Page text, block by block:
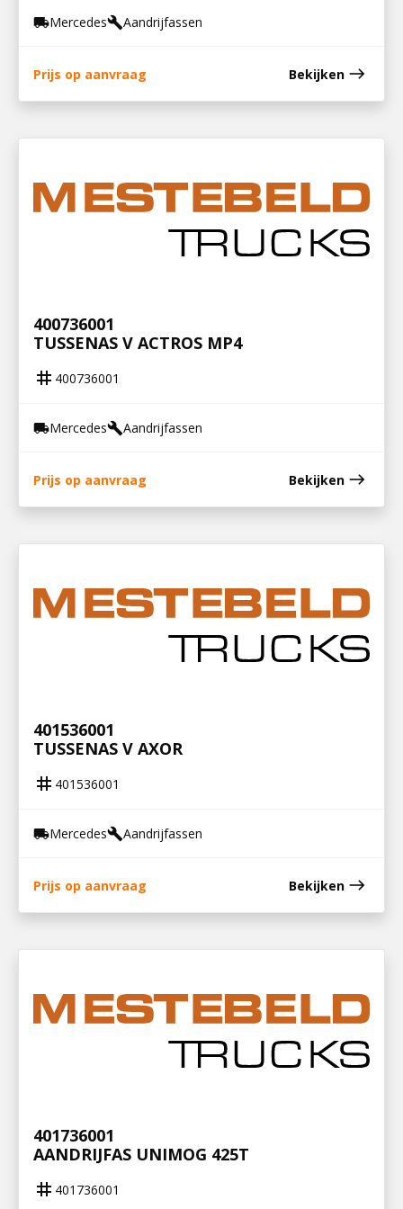
local_shippingMercedesbuildAandrijfassen
Prijs op aanvraag Bekijken east
400736001
TUSSENAS V ACTROS MP4
tag 400736001
local_shippingMercedesbuildAandrijfassen
Prijs op aanvraag Bekijken east
401536001
TUSSENAS V AXOR
tag 401536001
local_shippingMercedesbuildAandrijfassen
Prijs op aanvraag Bekijken east
401736001
AANDRIJFAS UNIMOG 425T
tag 401736001